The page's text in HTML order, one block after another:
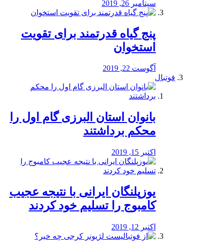
سپتامبر 26, 2019
پنج گیاه قدرتمند برای تقویت
استخوان
آگوست 22, 2019
فوتبال
بانوان استان البرزی گام اول را
محكم برداشتند
اکتبر 15, 2019
یوزپلنگان ایرانی با نتیجه عجیب
کامبوج را تسلیم خود کردند
اکتبر 12, 2019